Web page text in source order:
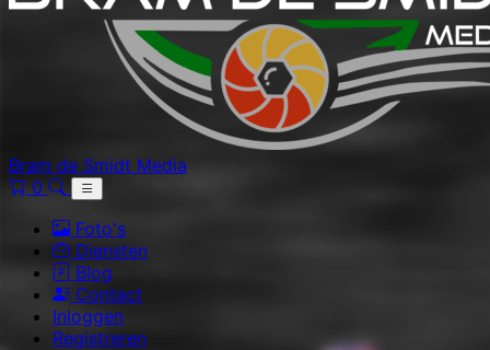
Bram de Smidt Media
0
Foto's
Diensten
Blog
Contact
Inloggen
Registreren